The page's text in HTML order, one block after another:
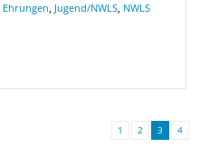
Ehrungen, Jugend/NWLS, NWLS
1 2 3 4